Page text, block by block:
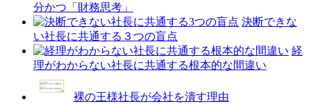
分かつ「財務思考」
決断できな
い社長に共通する３つの盲点
経
理がわからない社長に共通する根本的な間違い
裸の王様社長が会社を潰す理由